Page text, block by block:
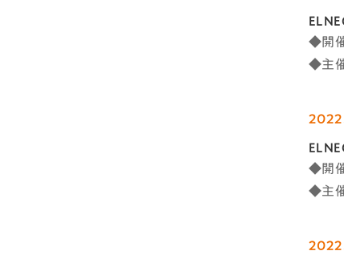
◆開
◆主
◆開
◆主